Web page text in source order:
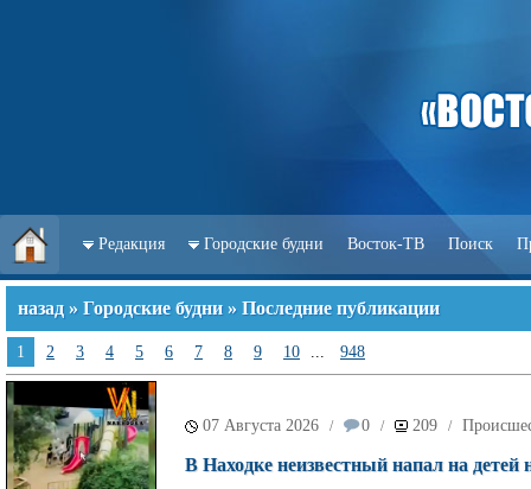
Редакция Городские будни Восток-ТВ Поиск
назад » Городские будни » Последние публикации
1 2 3 4 5 6 7 8 9 10 ... 948
07 Августа 2026 / 0 / 209 /
В Находке неизвестный напал на детей